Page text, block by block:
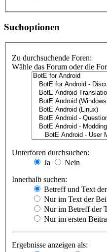
Suchoptionen
Zu durchsuchende Foren:
Wähle das Forum oder die
Unterforen durchsuchen:
Ja
Nein
Innerhalb suchen:
Betreff und Text
Nur im Text der
Nur im Betreff der
Nur im ersten
Ergebnisse anzeigen als: